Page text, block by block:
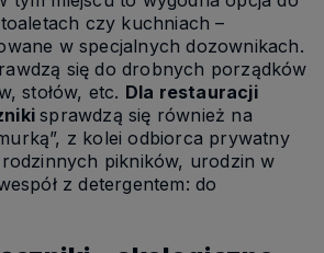
czy kuchniach –
w specjalnych dozownikach.
się do drobnych porządków
stołów, etc. Dla restauracji
sprawdzą się również na
z kolei odbiorca prywatny
pikników, urodzin w
z detergentem: do